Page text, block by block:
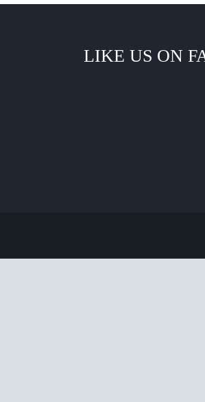
LIKE US ON